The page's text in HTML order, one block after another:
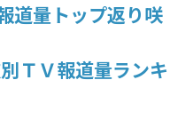
道量トップ返り咲
ＴＶ報道量ランキ